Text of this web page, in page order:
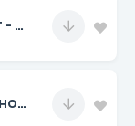
Серікбол Рашит - Қиялымдағы Ханшайым
Жаңабай Өтегенов - Қазақстан Темір Жолы